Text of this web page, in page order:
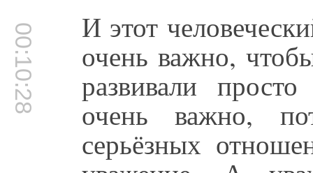
00:10:28 И этот
очень важно,
развивали
очень важно,
серьёзных